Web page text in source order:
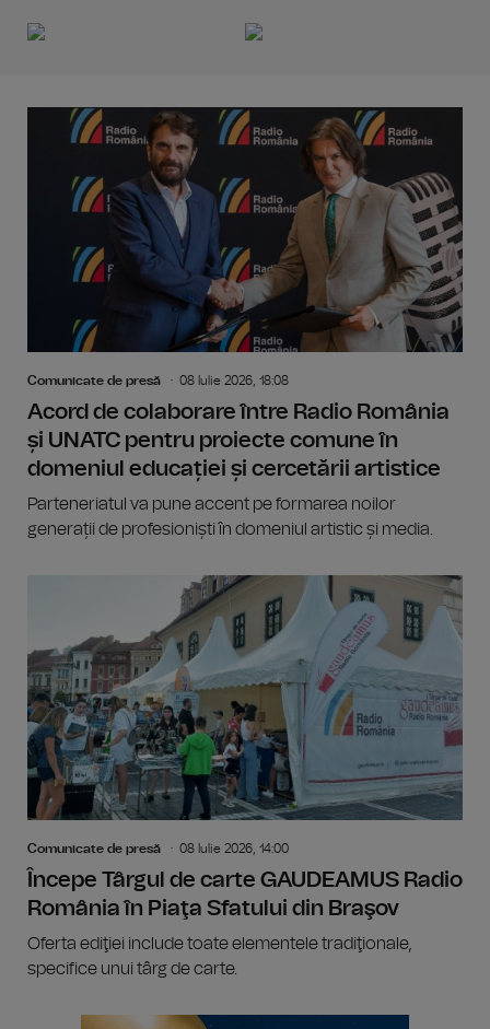
Comunicate de presă 08 Iulie 2026, 18:08
Acord de colaborare între Radio România
și UNATC pentru proiecte comune în
domeniul educației și cercetării artistice
Parteneriatul va pune accent pe formarea noilor
generații de profesioniști în domeniul artistic și media.
Comunicate de presă 08 Iulie 2026, 14:00
Începe Târgul de carte GAUDEAMUS Radio
România în Piaţa Sfatului din Braşov
Oferta ediţiei include toate elementele tradiţionale,
specifice unui târg de carte.